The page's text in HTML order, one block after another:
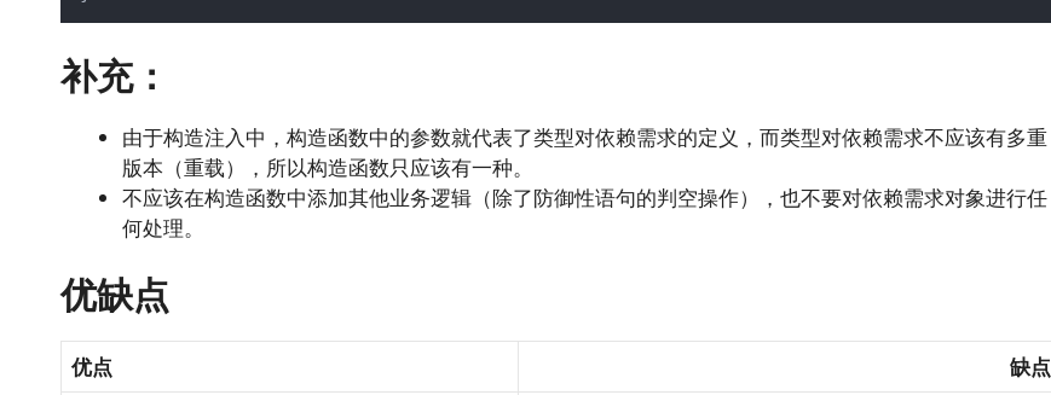
补充：
由于构造注入中，构造函数中的参数就代表了类型对依赖需求的定义，而类型对依赖需求不应该有多重
版本（重载），所以构造函数只应该有一种。
不应该在构造函数中添加其他业务逻辑（除了防御性语句的判空操作），也不要对依赖需求对象进行任
何处理。
优缺点
优点
缺点